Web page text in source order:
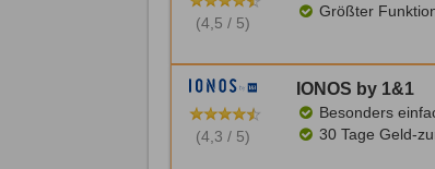
(4,5 / 5)
Größter
(4,3 / 5)
IONOS by 1&1
Besonders
30 Tage Geld-